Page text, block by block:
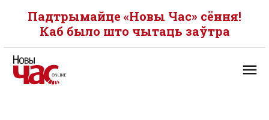
Падтрымайце «Новы Час» сёння!
Каб было што чытаць заўтра